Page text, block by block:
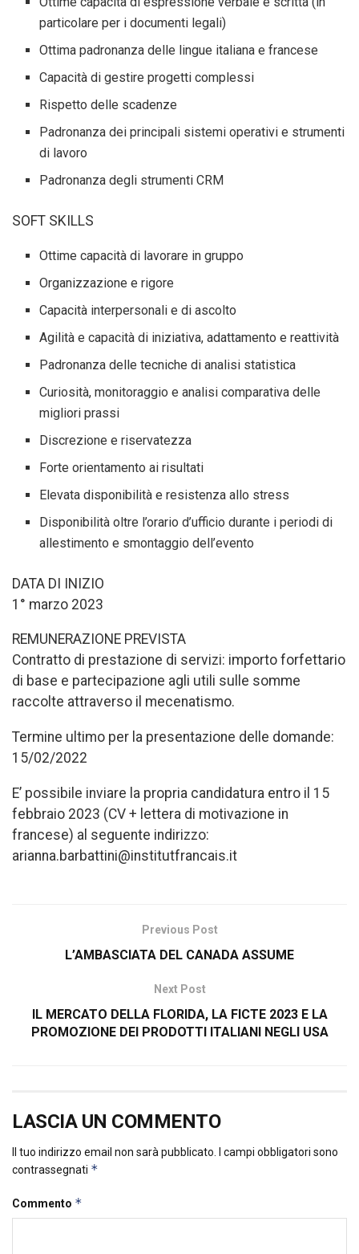
particolare per i documenti legali)
Ottima padronanza delle lingue italiana e francese
Capacità di gestire progetti complessi
Rispetto delle scadenze
Padronanza dei principali sistemi operativi e strumenti
di lavoro
Padronanza degli strumenti CRM
SOFT SKILLS
Ottime capacità di lavorare in gruppo
Organizzazione e rigore
Capacità interpersonali e di ascolto
Agilità e capacità di iniziativa, adattamento e reattività
Padronanza delle tecniche di analisi statistica
Curiosità, monitoraggio e analisi comparativa delle
migliori prassi
Discrezione e riservatezza
Forte orientamento ai risultati
Elevata disponibilità e resistenza allo stress
Disponibilità oltre l’orario d’ufficio durante i periodi di
allestimento e smontaggio dell’evento
DATA DI INIZIO
1° marzo 2023
REMUNERAZIONE PREVISTA
Contratto di prestazione di servizi: importo forfettario
di base e partecipazione agli utili sulle somme
raccolte attraverso il mecenatismo.
Termine ultimo per la presentazione delle domande:
15/02/2022
E’ possibile inviare la propria candidatura entro il 15
febbraio 2023 (CV + lettera di motivazione in
francese) al seguente indirizzo:
arianna.barbattini@institutfrancais.it
Previous Post
L’AMBASCIATA DEL CANADA ASSUME
Next Post
IL MERCATO DELLA FLORIDA, LA FICTE 2023 E LA
PROMOZIONE DEI PRODOTTI ITALIANI NEGLI USA
LASCIA UN COMMENTO
Il tuo indirizzo email non sarà pubblicato.
I campi obbligatori sono
contrassegnati *
Commento *